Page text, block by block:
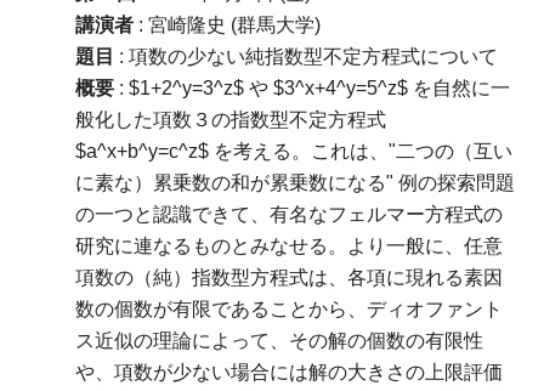
講演者 : 宮崎隆史 (群馬大学)
題目 : 項数の少ない純指数型不定方程式について
概要 : $1+2^y=3^z$ や $3^x+4^y=5^z$ を自然に一
般化した項数３の指数型不定方程式
$a^x+b^y=c^z$ を考える。これは、"二つの（互い
に素な）累乗数の和が累乗数になる" 例の探索問題
の一つと認識できて、有名なフェルマー方程式の
研究に連なるものとみなせる。より一般に、任意
項数の（純）指数型方程式は、各項に現れる素因
数の個数が有限であることから、ディオファント
ス近似の理論によって、その解の個数の有限性
や、項数が少ない場合には解の大きさの上限評価